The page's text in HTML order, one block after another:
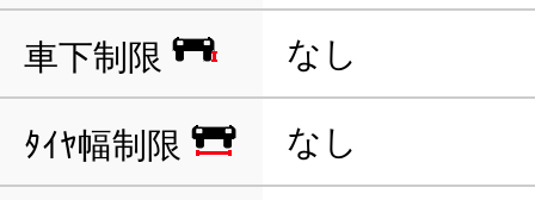
車下制限 なし
ﾀｲﾔ幅制限 なし